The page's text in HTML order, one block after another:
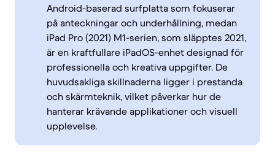
Android-baserad surfplatta som fokuserar
på anteckningar och underhållning, medan
iPad Pro (2021) M1-serien, som släpptes 2021,
är en kraftfullare iPadOS-enhet designad för
professionella och kreativa uppgifter. De
huvudsakliga skillnaderna ligger i prestanda
och skärmteknik, vilket påverkar hur de
hanterar krävande applikationer och visuell
upplevelse.